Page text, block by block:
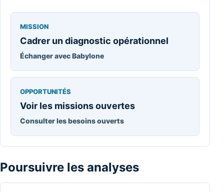
MISSION
Cadrer un diagnostic opérationnel
Échanger avec Babylone
OPPORTUNITÉS
Voir les missions ouvertes
Consulter les besoins ouverts
Poursuivre les analyses